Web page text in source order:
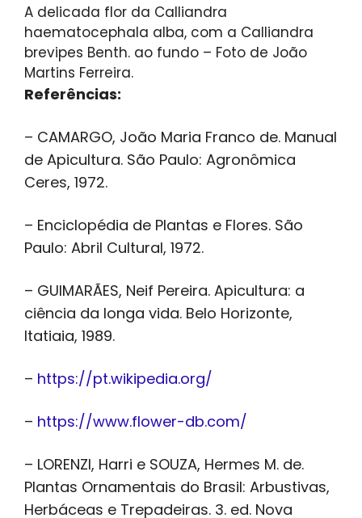
A delicada flor da Calliandra
haematocephala alba, com a Calliandra
brevipes Benth. ao fundo – Foto de João
Martins Ferreira.
Referências:
– CAMARGO, João Maria Franco de. Manual
de Apicultura. São Paulo: Agronômica
Ceres, 1972.
– Enciclopédia de Plantas e Flores. São
Paulo: Abril Cultural, 1972.
– GUIMARÃES, Neif Pereira. Apicultura: a
ciência da longa vida. Belo Horizonte,
Itatiaia, 1989.
– https://pt.wikipedia.org/
– https://www.flower-db.com/
– LORENZI, Harri e SOUZA, Hermes M. de.
Plantas Ornamentais do Brasil: Arbustivas,
Herbáceas e Trepadeiras. 3. ed. Nova